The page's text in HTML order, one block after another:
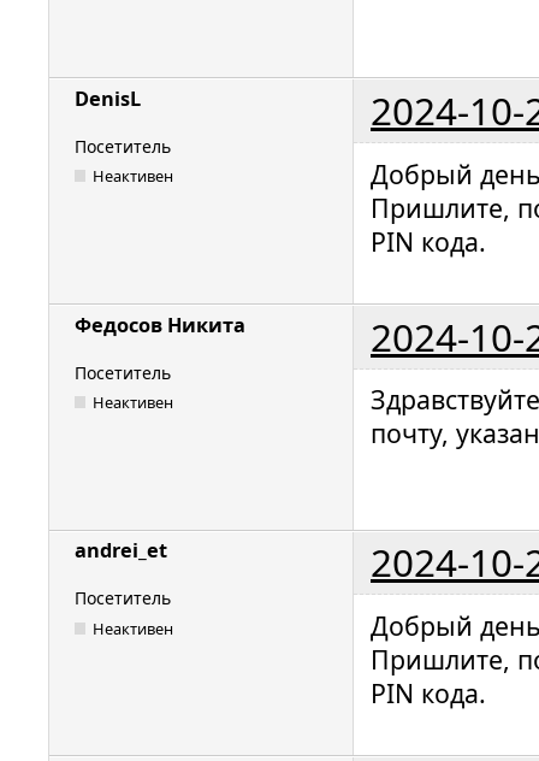
DenisL 2024-10-
Посетитель
Неактивен
Добрый
Пришлите,
PIN кода.
Федосов Никита 2024-10-
Посетитель
Неактивен
почту,
andrei_et 2024-10-
Посетитель
Неактивен
Добрый
Пришлите,
PIN кода.